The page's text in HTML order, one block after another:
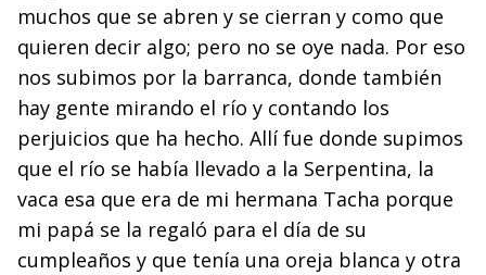
muchos que se abren y se cierran y como que
quieren decir algo; pero no se oye nada. Por eso
nos subi­mos por la barranca, donde también
hay gente mirando el río y contando los
perjuicios que ha hecho. Allí fue donde supimos
que el río se había llevado a la Serpentina, la
vaca esa que era de mi hermana Tacha porque
mi papá se la regaló para el día de su
cumpleaños y que tenía una oreja blanca y otra